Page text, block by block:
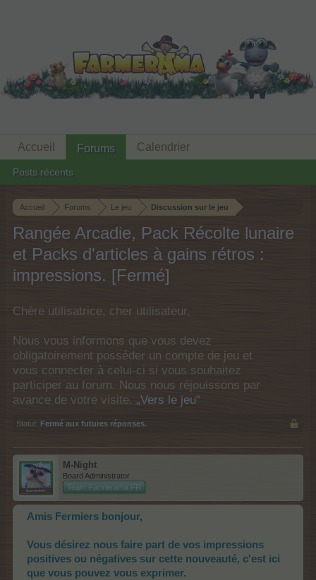
Accueil Forums Le jeu Discussion sur le jeu
Rangée Arcadie, Pack Récolte lunaire
et Packs d'articles à gains rétros :
impressions. [Fermé]
Chère utilisatrice, cher utilisateur,
Nous vous informons que vous devez
obligatoirement posséder un compte de jeu et
vous connecter à celui-ci si vous souhaitez
participer au forum. Nous nous réjouissons par
avance de votre visite. „Vers le jeu“
Statut: Fermé aux futures réponses.
M-Night
Board Administrator
Team Farmerama FR
Amis Fermiers bonjour,
Vous désirez nous faire part de vos impressions
positives ou négatives sur cette nouveauté, c'est ici
que vous pouvez vous exprimer.
Accueil Forums
Posts récents
Calendrier